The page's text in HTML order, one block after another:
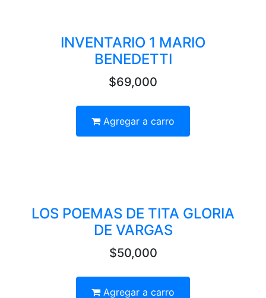
INVENTARIO 1 MARIO
BENEDETTI
$69,000
Agregar a carro
LOS POEMAS DE TITA GLORIA
DE VARGAS
$50,000
Agregar a carro